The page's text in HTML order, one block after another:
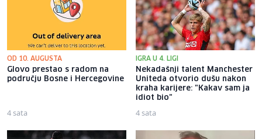
OD 10. AUGUSTA
Glovo prestao s radom na
području Bosne i Hercegovine
4 sata
IGRA U 4. LIGI
Nekadašnji talent Manchester
Uniteda otvorio dušu nakon
kraha karijere: "Kakav sam ja
idiot bio"
4 sata